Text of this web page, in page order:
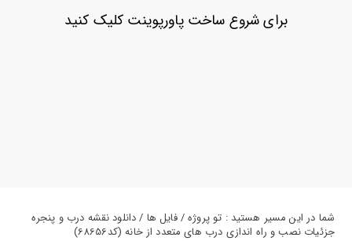
بازیابی
برای شروع ساخت پاورپوینت کلیک کنید
شما در این مسیر هستید : تو پروژه / فایل ها / دانلود نقشه درب و پنجره
جزئیات نصب و راه اندازی درب های متعدد از خانه (کد68656)